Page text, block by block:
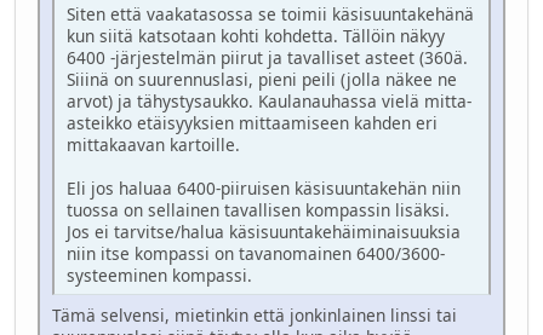
Siten että vaakatasossa se toimii käsisuuntakehänä
kun siitä katsotaan kohti kohdetta. Tällöin näkyy
6400 -järjestelmän piirut ja tavalliset asteet (360ä.
Siiinä on suurennuslasi, pieni peili (jolla näkee ne
arvot) ja tähystysaukko. Kaulanauhassa vielä mitta-
asteikko etäisyyksien mittaamiseen kahden eri
mittakaavan kartoille.
Eli jos haluaa 6400-piiruisen käsisuuntakehän niin
tuossa on sellainen tavallisen kompassin lisäksi.
Jos ei tarvitse/halua käsisuuntakehäiminaisuuksia
niin itse kompassi on tavanomainen 6400/3600-
systeeminen kompassi.
Tämä selvensi, mietinkin että jonkinlainen linssi tai